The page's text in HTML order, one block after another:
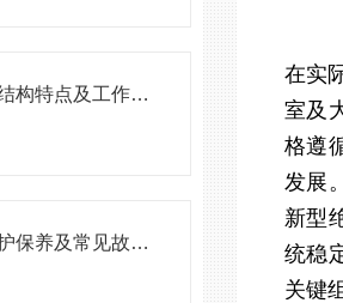
高压共箱母线槽结构特点及工作原理
插接式母线槽维护保养及常见故障处理指南
在实
室及
格遵
发展
新型
统稳
关键